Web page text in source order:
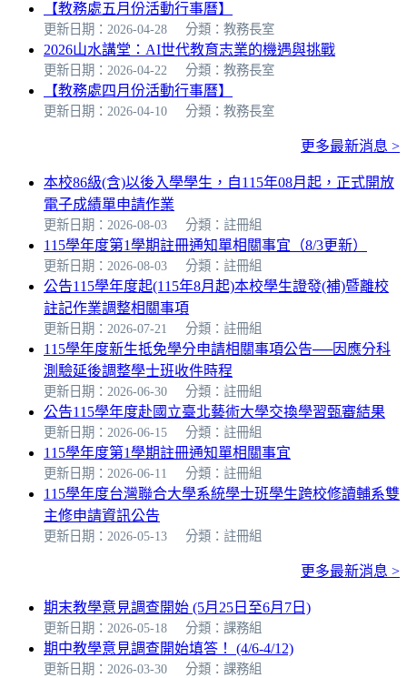
【教務處五月份活動行事曆】
更新日期：2026-04-28 分類：教務長室
2026山水講堂：AI世代教育志業的機遇與挑戰
更新日期：2026-04-22 分類：教務長室
【教務處四月份活動行事曆】
更新日期：2026-04-10 分類：教務長室
更多最新消息 >
本校86級(含)以後入學學生，自115年08月起，正式開放
電子成績單申請作業
更新日期：2026-08-03 分類：註冊組
115學年度第1學期註冊通知單相關事宜（8/3更新）
更新日期：2026-08-03 分類：註冊組
公告115學年度起(115年8月起)本校學生證發(補)暨離校
註記作業調整相關事項
更新日期：2026-07-21 分類：註冊組
115學年度新生抵免學分申請相關事項公告──因應分科
測驗延後調整學士班收件時程
更新日期：2026-06-30 分類：註冊組
公告115學年度赴國立臺北藝術大學交換學習甄審結果
更新日期：2026-06-15 分類：註冊組
115學年度第1學期註冊通知單相關事宜
更新日期：2026-06-11 分類：註冊組
115學年度台灣聯合大學系統學士班學生跨校修讀輔系雙
主修申請資訊公告
更新日期：2026-05-13 分類：註冊組
更多最新消息 >
期末教學意見調查開始 (5月25日至6月7日)
更新日期：2026-05-18 分類：課務組
期中教學意見調查開始填答！ (4/6-4/12)
更新日期：2026-03-30 分類：課務組